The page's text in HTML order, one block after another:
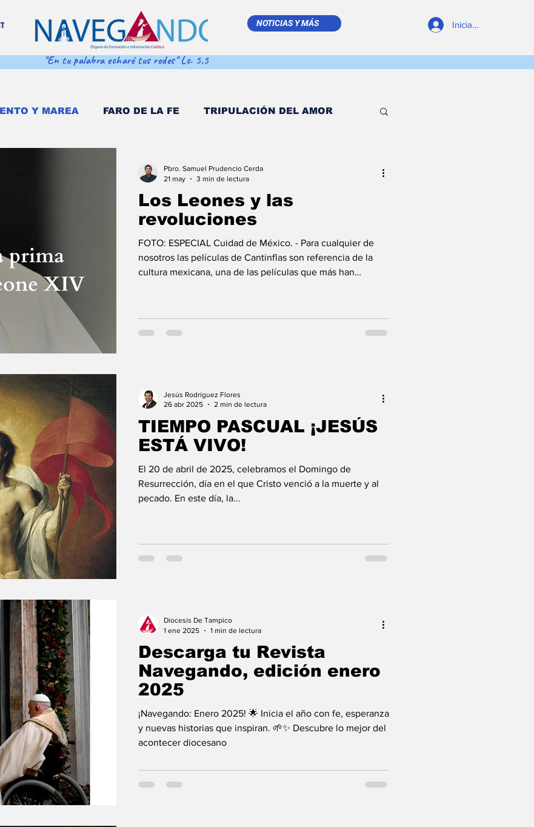
NOTICIAS Y MÁS Iniciar sesión
"En tu palabra echaré tus redes" Lc. 5,5
Y MAREA FARO DE LA FE TRIPULACIÓN DEL AMOR
COORDENADAS DE NAVEGACIÓN DESDE EL TINTERO
MULTIMEDIA NAVEGANDO PODCAST ESTRELLITA DE MAR
Los Leones y las
revoluciones
FOTO: ESPECIAL Cuidad de México. - Para cualquier de
nosotros las películas de Cantinflas son referencia de la
cultura mexicana, una de las películas que más han
aparición de un nuevo sacerdote recién salido del
Pbro. Samuel Prudencio Cerda
21 may
3 min de lectura
TIEMPO PASCUAL ¡JESÚS
ESTÁ VIVO!
El 20 de abril de 2025, celebramos el Domingo de
Resurrección, día en el que Cristo venció a la muerte y al
pecado. En este día, la...
Jesús Rodríguez Flores
26 abr 2025
2 min de lectura
Descarga tu Revista
Navegando, edición enero
2025
¡Navegando: Enero 2025! 🌟 Inicia el año con fe, esperanza
y nuevas historias que inspiran. 🌱✨ Descubre lo mejor del
acontecer diocesano
Diocesis De Tampico
1 ene 2025
1 min de lectura